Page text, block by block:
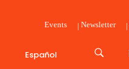
Events Newsletter
Español